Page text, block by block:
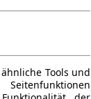
Tools und